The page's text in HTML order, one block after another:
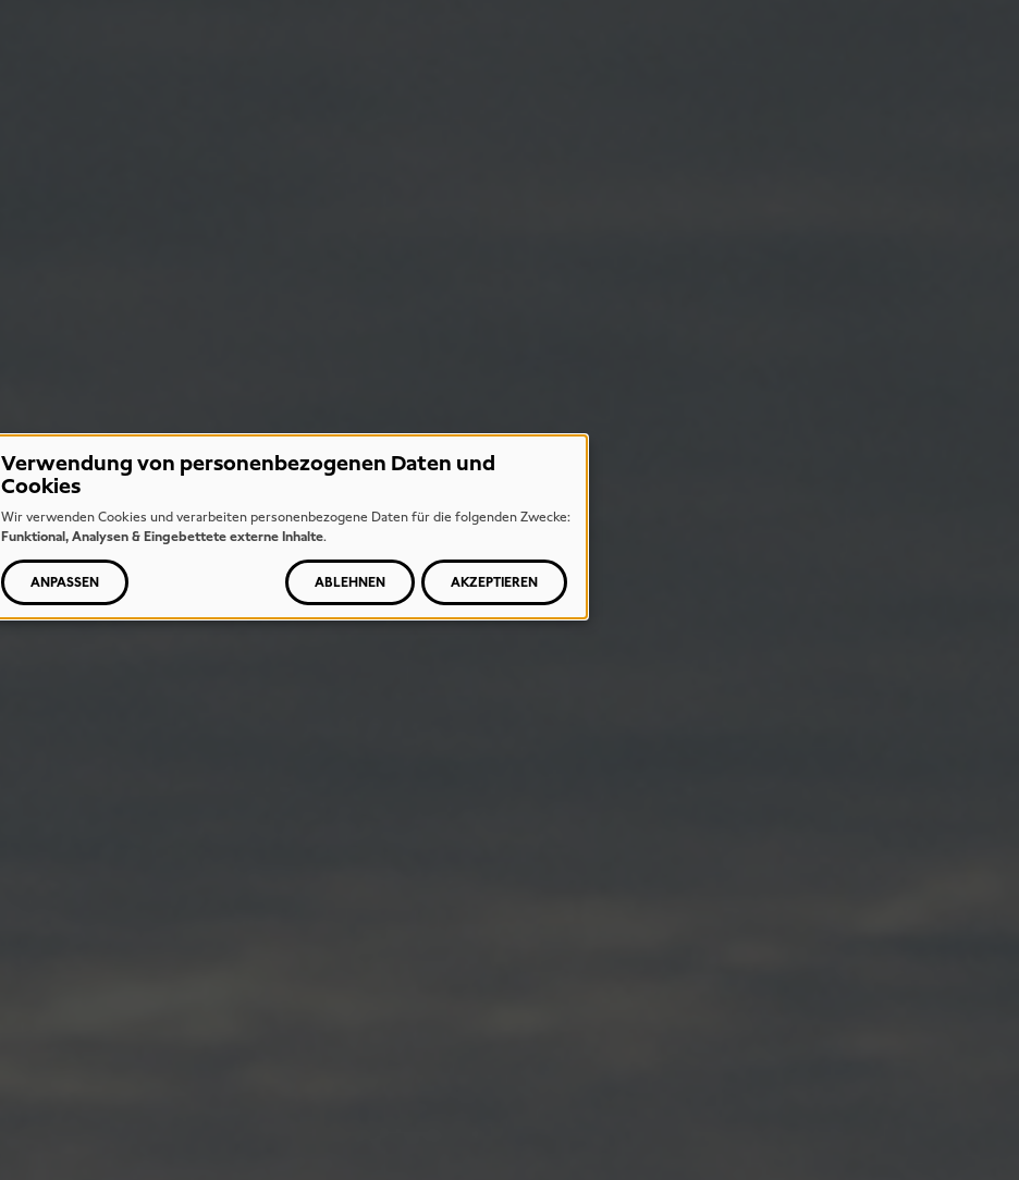
Verwendung von personenbezogenen Daten und
Cookies
Wir verwenden Cookies und verarbeiten personenbezogene Daten für die folgenden Zwecke:
Funktional, Analysen & Eingebettete externe Inhalte.
ANPASSEN ABLEHNEN AKZEPTIEREN